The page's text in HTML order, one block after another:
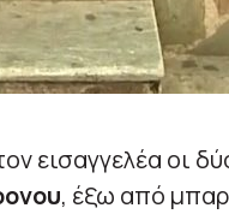
εισαγγελέα οι
, έξω από